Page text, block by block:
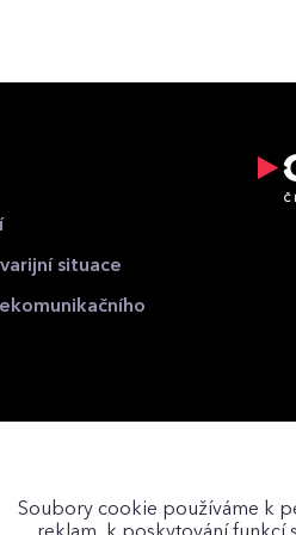
situace
Soubory cookie používáme k